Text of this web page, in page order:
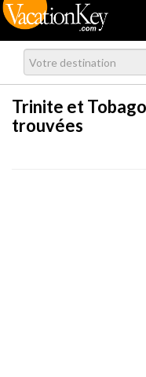
Trinite et
trouvées